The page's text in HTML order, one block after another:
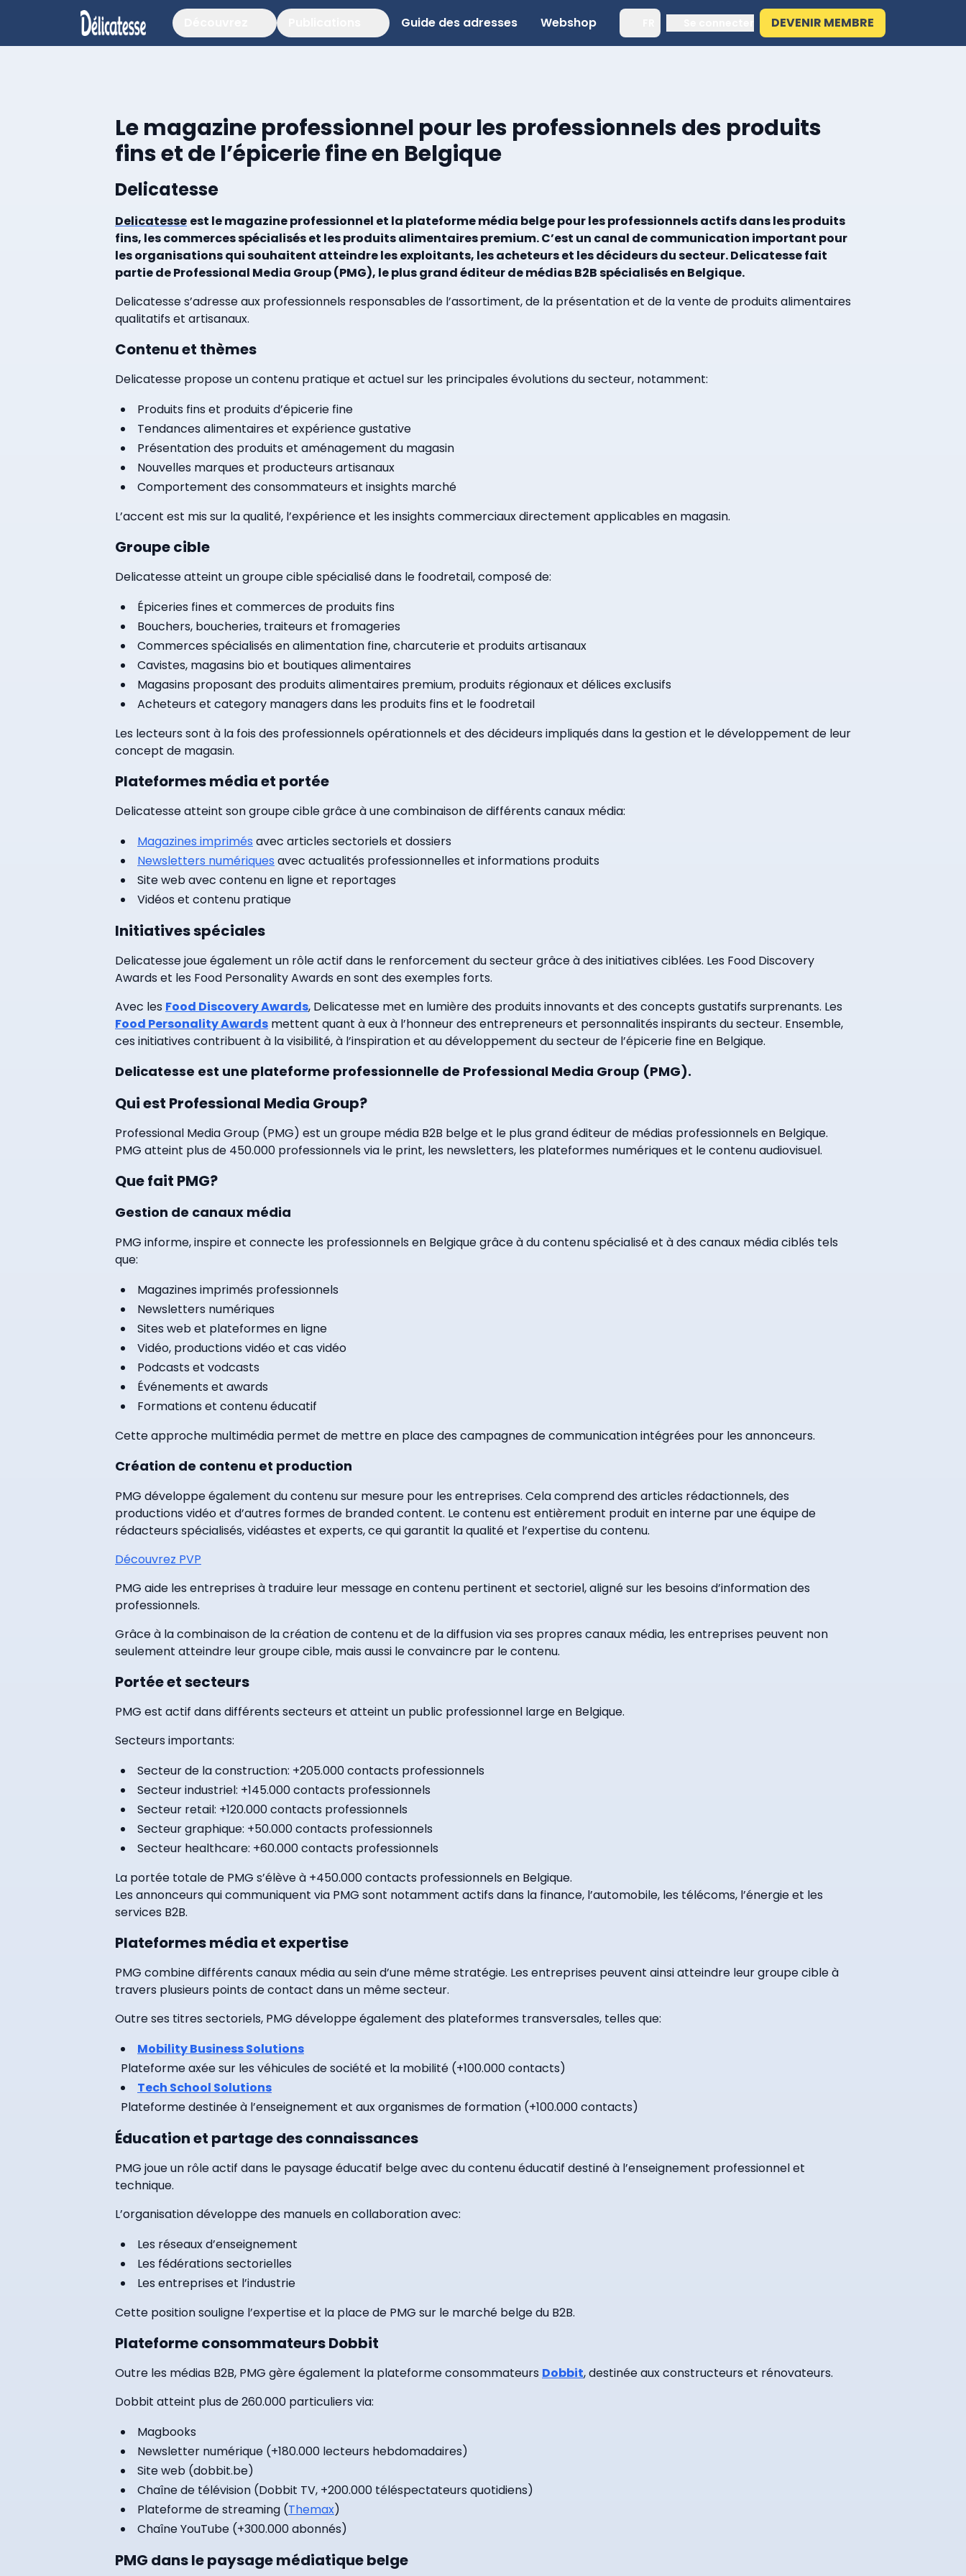
Guide des adresses Webshop DEVENIR MEMBRE
Le magazine professionnel pour les professionnels des produits
fins et de l’épicerie fine en Belgique
Delicatesse
Delicatesse est le magazine professionnel et la plateforme média belge pour les professionnels actifs dans les produits
fins, les commerces spécialisés et les produits alimentaires premium. C’est un canal de communication important pour
les organisations qui souhaitent atteindre les exploitants, les acheteurs et les décideurs du secteur. Delicatesse fait
partie de Professional Media Group (PMG), le plus grand éditeur de médias B2B spécialisés en Belgique.
Delicatesse s’adresse aux professionnels responsables de l’assortiment, de la présentation et de la vente de produits alimentaires
qualitatifs et artisanaux.
Contenu et thèmes
Delicatesse propose un contenu pratique et actuel sur les principales évolutions du secteur, notamment:
Produits fins et produits d’épicerie fine
Tendances alimentaires et expérience gustative
Présentation des produits et aménagement du magasin
Nouvelles marques et producteurs artisanaux
Comportement des consommateurs et insights marché
L’accent est mis sur la qualité, l’expérience et les insights commerciaux directement applicables en magasin.
Groupe cible
Delicatesse atteint un groupe cible spécialisé dans le foodretail, composé de:
Épiceries fines et commerces de produits fins
Bouchers, boucheries, traiteurs et fromageries
Commerces spécialisés en alimentation fine, charcuterie et produits artisanaux
Cavistes, magasins bio et boutiques alimentaires
Magasins proposant des produits alimentaires premium, produits régionaux et délices exclusifs
Acheteurs et category managers dans les produits fins et le foodretail
Les lecteurs sont à la fois des professionnels opérationnels et des décideurs impliqués dans la gestion et le développement de leur
concept de magasin.
Plateformes média et portée
Delicatesse atteint son groupe cible grâce à une combinaison de différents canaux média:
Magazines imprimés avec articles sectoriels et dossiers
Newsletters numériques avec actualités professionnelles et informations produits
Site web avec contenu en ligne et reportages
Vidéos et contenu pratique
Initiatives spéciales
Delicatesse joue également un rôle actif dans le renforcement du secteur grâce à des initiatives ciblées. Les Food Discovery
Awards et les Food Personality Awards en sont des exemples forts.
Avec les Food Discovery Awards, Delicatesse met en lumière des produits innovants et des concepts gustatifs surprenants. Les
Food Personality Awards mettent quant à eux à l’honneur des entrepreneurs et personnalités inspirants du secteur. Ensemble,
ces initiatives contribuent à la visibilité, à l’inspiration et au développement du secteur de l’épicerie fine en Belgique.
Delicatesse est une plateforme professionnelle de Professional Media Group (PMG).
Qui est Professional Media Group?
Professional Media Group (PMG) est un groupe média B2B belge et le plus grand éditeur de médias professionnels en Belgique.
PMG atteint plus de 450.000 professionnels via le print, les newsletters, les plateformes numériques et le contenu audiovisuel.
Que fait PMG?
Gestion de canaux média
PMG informe, inspire et connecte les professionnels en Belgique grâce à du contenu spécialisé et à des canaux média ciblés tels
que:
Magazines imprimés professionnels
Newsletters numériques
Sites web et plateformes en ligne
Vidéo, productions vidéo et cas vidéo
Podcasts et vodcasts
Événements et awards
Formations et contenu éducatif
Cette approche multimédia permet de mettre en place des campagnes de communication intégrées pour les annonceurs.
Création de contenu et production
PMG développe également du contenu sur mesure pour les entreprises. Cela comprend des articles rédactionnels, des
productions vidéo et d’autres formes de branded content. Le contenu est entièrement produit en interne par une équipe de
rédacteurs spécialisés, vidéastes et experts, ce qui garantit la qualité et l’expertise du contenu.
Découvrez PVP
PMG aide les entreprises à traduire leur message en contenu pertinent et sectoriel, aligné sur les besoins d’information des
professionnels.
Grâce à la combinaison de la création de contenu et de la diffusion via ses propres canaux média, les entreprises peuvent non
seulement atteindre leur groupe cible, mais aussi le convaincre par le contenu.
Portée et secteurs
PMG est actif dans différents secteurs et atteint un public professionnel large en Belgique.
Secteurs importants:
Secteur de la construction: +205.000 contacts professionnels
Secteur industriel: +145.000 contacts professionnels
Secteur retail: +120.000 contacts professionnels
Secteur graphique: +50.000 contacts professionnels
Secteur healthcare: +60.000 contacts professionnels
La portée totale de PMG s’élève à +450.000 contacts professionnels en Belgique.
Les annonceurs qui communiquent via PMG sont notamment actifs dans la finance, l’automobile, les télécoms, l’énergie et les
services B2B.
Plateformes média et expertise
PMG combine différents canaux média au sein d’une même stratégie. Les entreprises peuvent ainsi atteindre leur groupe cible à
travers plusieurs points de contact dans un même secteur.
Outre ses titres sectoriels, PMG développe également des plateformes transversales, telles que:
Mobility Business Solutions
Plateforme axée sur les véhicules de société et la mobilité (+100.000 contacts)
Tech School Solutions
Plateforme destinée à l’enseignement et aux organismes de formation (+100.000 contacts)
Éducation et partage des connaissances
PMG joue un rôle actif dans le paysage éducatif belge avec du contenu éducatif destiné à l’enseignement professionnel et
technique.
L’organisation développe des manuels en collaboration avec:
Les réseaux d’enseignement
Les fédérations sectorielles
Les entreprises et l’industrie
Cette position souligne l’expertise et la place de PMG sur le marché belge du B2B.
Plateforme consommateurs Dobbit
Outre les médias B2B, PMG gère également la plateforme consommateurs Dobbit, destinée aux constructeurs et rénovateurs.
Dobbit atteint plus de 260.000 particuliers via:
Magbooks
Newsletter numérique (+180.000 lecteurs hebdomadaires)
Site web (dobbit.be)
Chaîne de télévision (Dobbit TV, +200.000 téléspectateurs quotidiens)
Plateforme de streaming (Themax)
Chaîne YouTube (+300.000 abonnés)
PMG dans le paysage médiatique belge